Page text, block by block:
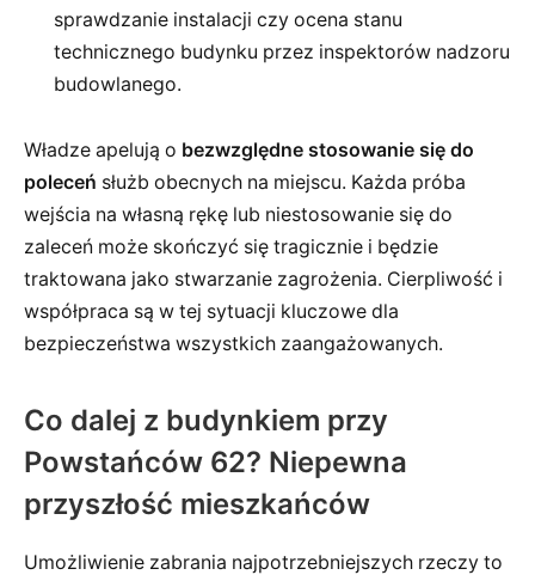
sprawdzanie instalacji czy ocena stanu
technicznego budynku przez inspektorów nadzoru
budowlanego.
Władze apelują o bezwzględne stosowanie się do
poleceń służb obecnych na miejscu. Każda próba
wejścia na własną rękę lub niestosowanie się do
zaleceń może skończyć się tragicznie i będzie
traktowana jako stwarzanie zagrożenia. Cierpliwość i
współpraca są w tej sytuacji kluczowe dla
bezpieczeństwa wszystkich zaangażowanych.
Co dalej z budynkiem przy
Powstańców 62? Niepewna
przyszłość mieszkańców
Umożliwienie zabrania najpotrzebniejszych rzeczy to